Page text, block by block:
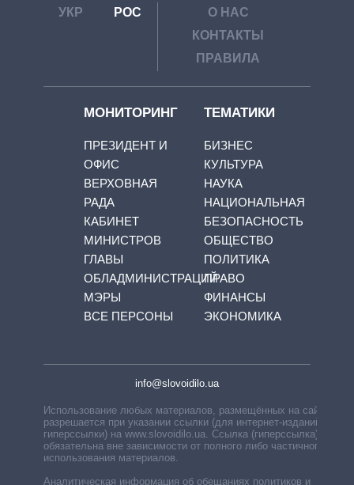
УКР РОС
О НАС
КОНТАКТЫ
ПРАВИЛА
МОНИТОРИНГ
ПРЕЗИДЕНТ И
ОФИС
ВЕРХОВНАЯ
РАДА
КАБИНЕТ
МИНИСТРОВ
ГЛАВЫ
ОБЛАДМИНИСТРАЦИЙ
МЭРЫ
ВСЕ ПЕРСОНЫ
ТЕМАТИКИ
БИЗНЕС
КУЛЬТУРА
НАУКА
НАЦИОНАЛЬНАЯ
БЕЗОПАСНОСТЬ
ОБЩЕСТВО
ПОЛИТИКА
ПРАВО
ФИНАНСЫ
ЭКОНОМИКА
info@slovoidilo.ua
Использование любых материалов, размещённых на сайте,
разрешается при указании ссылки (для интернет-изданий —
гиперссылки) на www.slovoidilo.ua. Ссылка (гиперссылка)
обязательна вне зависимости от полного либо частичного
использования материалов.
Аналитическая информация об обещаниях политиков и